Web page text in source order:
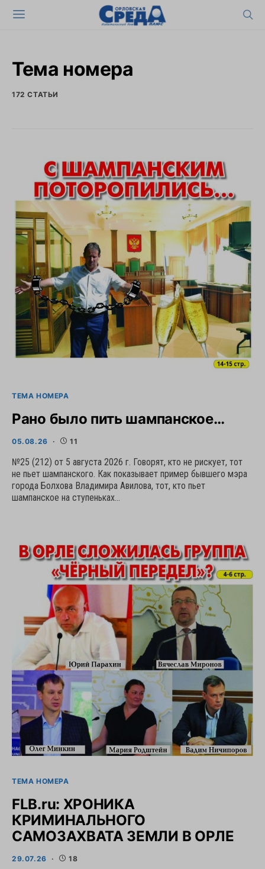
Тема номера
172 СТАТЬИ
ТЕМА НОМЕРА
Рано было пить шампанское…
05.08.26 11
№25 (212) от 5 августа 2026 г. Говорят, кто не рискует, тот
не пьет шампанского. Как показывает пример бывшего мэра
города Болхова Владимира Авилова, тот, кто пьет
шампанское на ступеньках…
ТЕМА НОМЕРА
FLB.ru: ХРОНИКА
КРИМИНАЛЬНОГО
САМОЗАХВАТА ЗЕМЛИ В ОРЛЕ
29.07.26 18